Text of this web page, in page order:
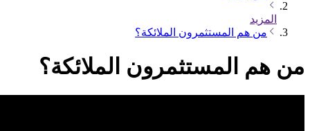
المزيد
من هم المستثمرون الملائكة؟
من هم المستثمرون الملائكة؟